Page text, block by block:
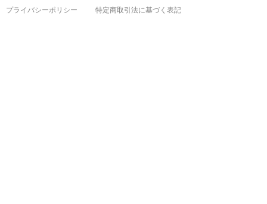
プライバシーポリシー 特定商取引法に基づく表記